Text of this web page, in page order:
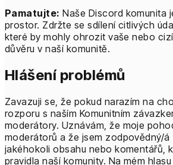
Pamatujte: Naše Discord komunita
prostor. Zdržte se sdílení citlivých
které by mohly ohrozit vaše nebo
důvěru v naší komunitě.
Hlášení problémů
Zavazuji se, že pokud narazím na
rozporu s naším Komunitním
moderátory. Uznávám, že moje
moderátorů a že jsem zodpovědný/á
jakéhokoli obsahu nebo komentářů,
pravidla naší komunity. Na mém